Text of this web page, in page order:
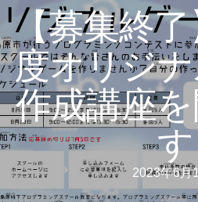
Blog
新規生徒募集
お問い合わせ
クラス
小中高校生向けクラス
QUREO初級クラス
QUREO中級クラス
電子工作部
【募集終
度オリジ
作成講座
す
2023年6月